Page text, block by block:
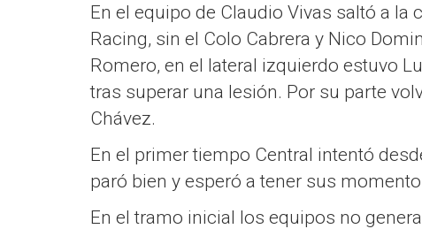
En el equipo de Claudio Vivas saltó a
Racing, sin el Colo Cabrera y Nico
Romero, en el lateral izquierdo estuvo
tras superar una lesión. Por su parte
Chávez.
En el primer tiempo Central intentó
paró bien y esperó a tener sus
En el tramo inicial los equipos no